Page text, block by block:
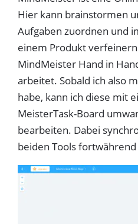
Hier kann brainstormen
Aufgaben zuordnen und
einem Produkt
MindMeister Hand in
arbeitet. Sobald ich also
habe, kann ich diese mit
MeisterTask-Board
bearbeiten. Dabei
beiden Tools